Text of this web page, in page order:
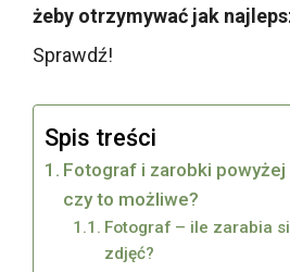
żeby otrzymywać jak
Sprawdź!
Spis treści
Fotograf i zarobki
czy to możliwe?
Fotograf – ile zarabia
zdjęć?